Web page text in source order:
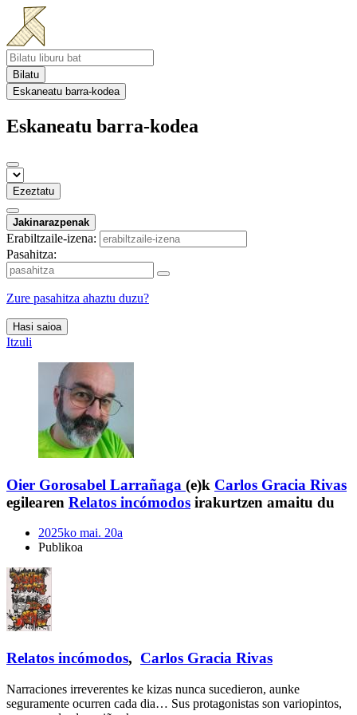
Bilatu
Eskaneatu barra-kodea
Eskaneatu barra-kodea
Ezeztatu
Jakinarazpenak
Erabiltzaile-izena:
Pasahitza:
Zure pasahitza ahaztu duzu?
Hasi saioa
Itzuli
Oier Gorosabel Larrañaga (e)k Carlos Gracia Rivas
egilearen Relatos incómodos irakurtzen amaitu du
2025ko mai. 20a
Publikoa
Relatos incómodos, Carlos Gracia Rivas
Narraciones irreverentes ke kizas nunca sucedieron, aunke
seguramente ocurren cada dia… Sus protagonistas son variopintos,